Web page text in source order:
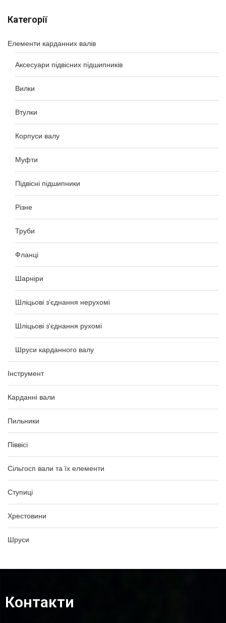
Категорії
Елементи карданних валів
Аксесуари підвісних підшипників
Вилки
Втулки
Корпуси валу
Муфти
Підвісні підшипники
Різне
Труби
Фланці
Шарніри
Шліцьові з'єднання нерухомі
Шліцьові з'єднання рухомі
Шруси карданного валу
Інструмент
Карданні вали
Пильники
Піввісі
Сільгосп вали та їх елементи
Ступиці
Хрестовини
Шруси
Контакти